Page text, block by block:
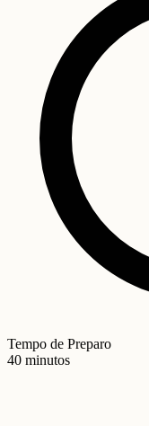
Tempo de Preparo
40 minutos